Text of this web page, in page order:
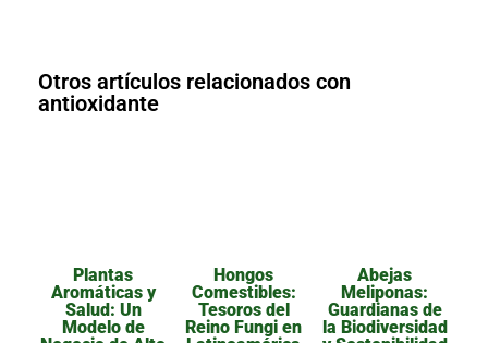
Otros artículos relacionados con
antioxidante
Plantas
Aromáticas y
Salud: Un
Modelo de
Hongos
Comestibles:
Tesoros del
Reino Fungi en
Abejas
Meliponas:
Guardianas de
la Biodiversidad